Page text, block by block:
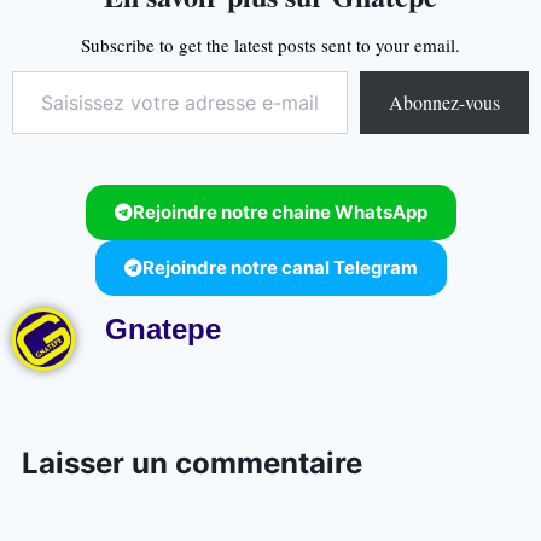
Subscribe to get the latest posts sent to your email.
Abonnez-vous
Rejoindre notre chaine WhatsApp
Rejoindre notre canal Telegram
Gnatepe
Laisser un commentaire